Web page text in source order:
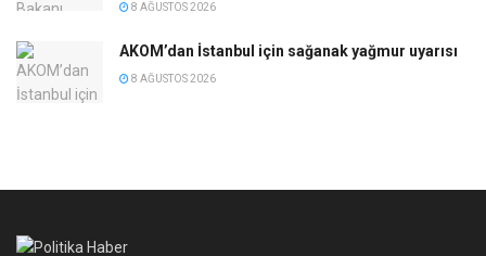
8 AĞUSTOS 2026
AKOM’dan İstanbul için sağanak yağmur uyarısı
8 AĞUSTOS 2026